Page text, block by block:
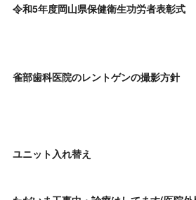
令和5年度岡山県保健衛生功労者表彰式
雀部歯科医院のレントゲンの撮影方針
ユニット入れ替え